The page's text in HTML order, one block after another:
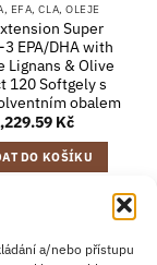
a/nebo přístupu
EFA, CLA, OLEJE
Super
3 EPA/DHA with
Lignans & Olive
120 Softgely s
obalem
Kč
DO KOŠÍKU
PayPal